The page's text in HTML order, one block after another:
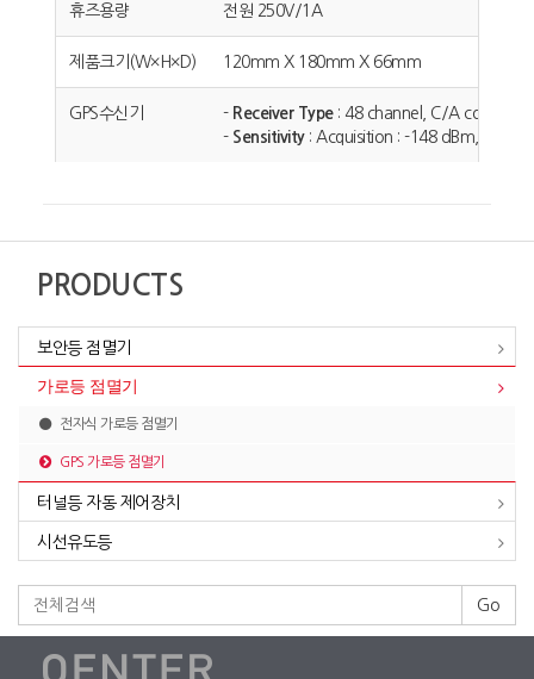
휴즈용량 전원 250V/1A
제품크기(W×H×D) 120mm X 180mm X 66mm
GPS수신기 - Receiver Type: 48 channel, C/A code,
- Sensitivity: Acquisition : -148 dBm,
PRODUCTS
보안등 점멸기
가로등 점멸기
전자식 가로등 점멸기
GPS 가로등 점멸기
터널등 자동 제어장치
시선유도등
Go